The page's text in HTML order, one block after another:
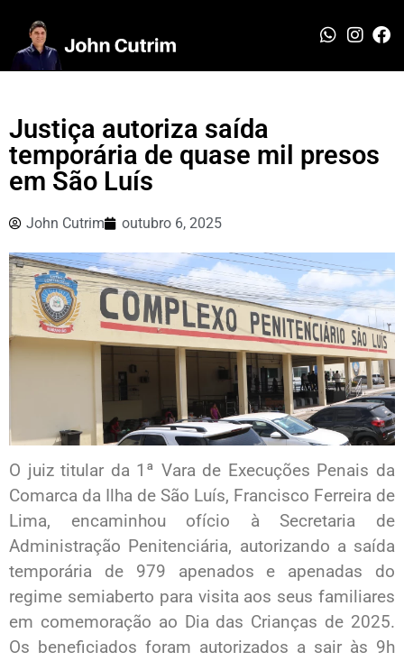
Justiça autoriza saída
temporária de quase mil presos
em São Luís
John Cutrim outubro 6, 2025
O juiz titular da 1ª Vara de Execuções Penais da
Comarca da Ilha de São Luís, Francisco Ferreira de
Lima, encaminhou ofício à Secretaria de
Administração Penitenciária, autorizando a saída
temporária de 979 apenados e apenadas do
regime semiaberto para visita aos seus familiares
em comemoração ao Dia das Crianças de 2025.
Os beneficiados foram autorizados a sair às 9h